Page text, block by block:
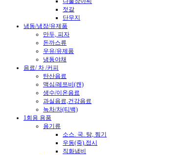
젓갈
단무지
냉동/냉장/유제품
만두, 피자
돈까스류
우유/유제품
냉동야채
음료/ 차 /커피
탄산음료
맥심/레쯔비(캔)
생수/이온음료
과실음료,건강음료
녹차/차(티백)
1회용 용품
용기류
소스. 국. 탕, 찜기
우동(죽).접시
직화냄비